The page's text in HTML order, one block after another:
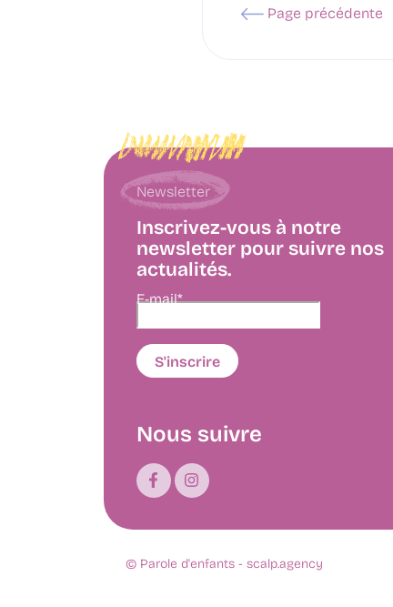
Page précédente
Newsletter
Inscrivez-vous à notre
newsletter pour suivre nos
actualités.
E-mail*
Nous suivre
© Parole d'enfants - scalp.agency